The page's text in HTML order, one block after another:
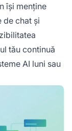
își menține
de chat și
tău continuă
AI luni sau